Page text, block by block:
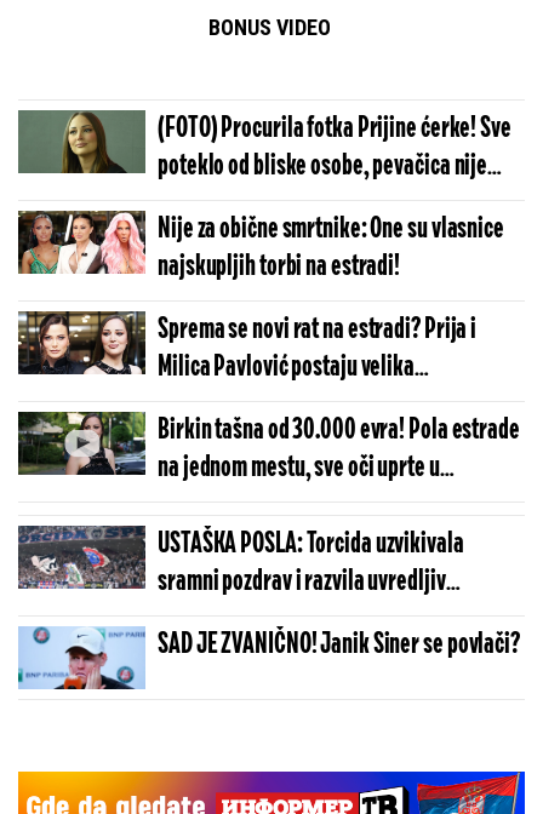
BONUS VIDEO
(FOTO) Procurila fotka Prijine ćerke! Sve
poteklo od bliske osobe, pevačica nije
mogla da utiče
Nije za obične smrtnike: One su vlasnice
najskupljih torbi na estradi!
Sprema se novi rat na estradi? Prija i
Milica Pavlović postaju velika
konkurencija: "Ko je ovde zmija?"
Birkin tašna od 30.000 evra! Pola estrade
na jednom mestu, sve oči uprte u
Prijovićku (VIDEO)
USTAŠKA POSLA: Torcida uzvikivala
sramni pozdrav i razvila uvredljiv
transparent o Srbima i Oluji
SAD JE ZVANIČNO! Janik Siner se povlači?